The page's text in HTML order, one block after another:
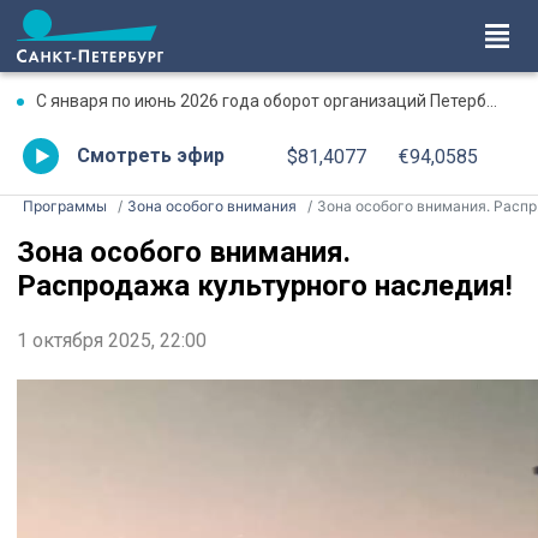
С января по июнь 2026 года оборот организаций Петербурга превысил 17,7 трлн рублей
Смотреть эфир $81,4077 €94,0585
Программы Зона особого внимания Зона особого внимания. Распродажа культурного наследия!
Зона особого внимания.
Распродажа культурного наследия!
1 октября 2025, 22:00